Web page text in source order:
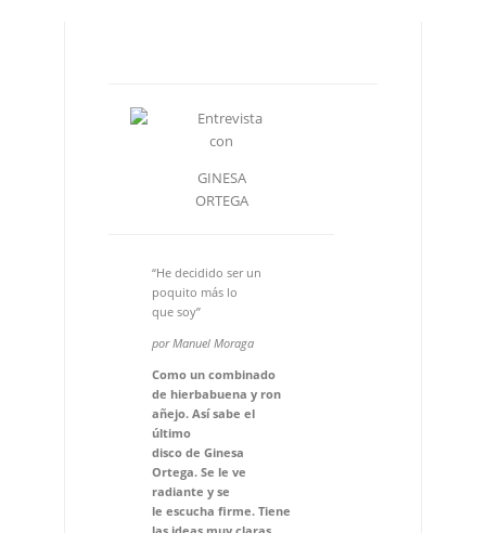
poquito más lo
por Manuel Moraga
añejo. Así sabe el
último
disco de Ginesa
radiante y se
le escucha firme. Tiene
las ideas muy claras,
la cabeza
perfectamente
amueblada (el resto
del
cuerpo también, dicho
sea de paso) y una
exigencia: la